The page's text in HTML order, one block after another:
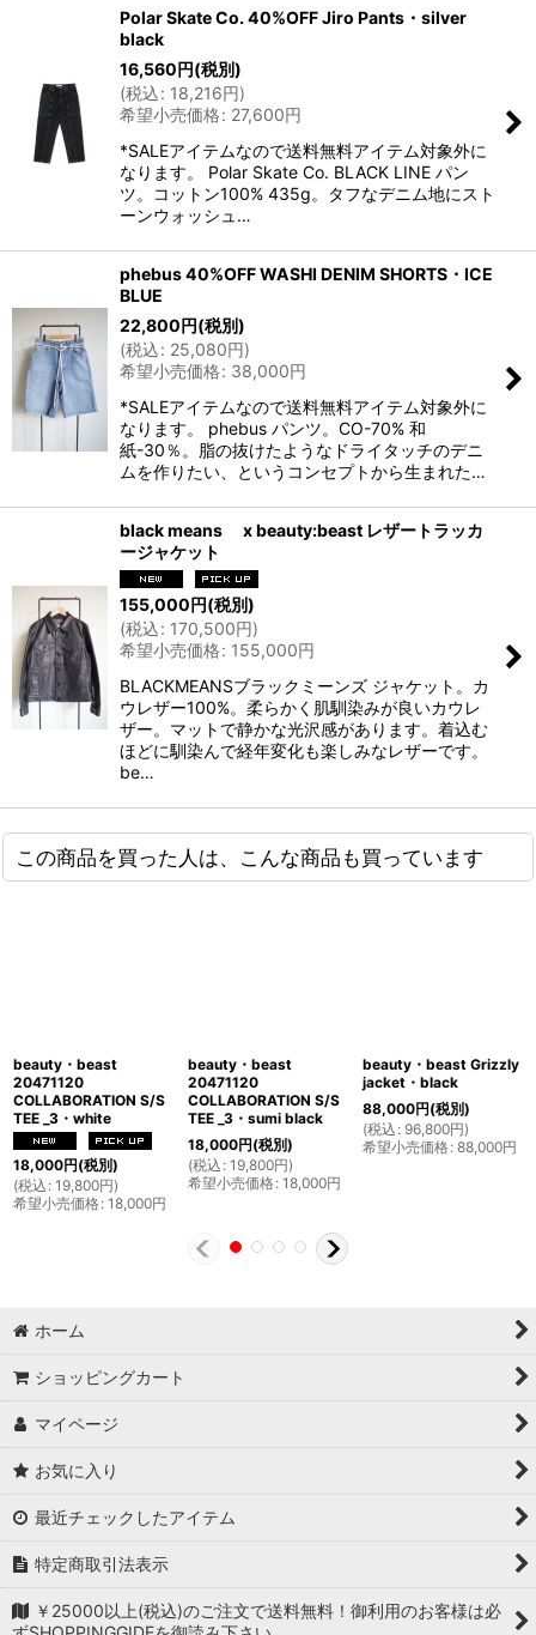
Polar Skate Co. 40%OFF Jiro Pants・silver
black
16,560円(税別)
(税込: 18,216円)
希望小売価格: 27,600円
*SALEアイテムなので送料無料アイテム対象外に
なります。 Polar Skate Co. BLACK LINE パン
ツ。コットン100% 435g。タフなデニム地にスト
ーンウォッシュ…
phebus 40%OFF WASHI DENIM SHORTS・ICE
BLUE
22,800円(税別)
(税込: 25,080円)
希望小売価格: 38,000円
*SALEアイテムなので送料無料アイテム対象外に
なります。 phebus パンツ。CO-70% 和
紙-30％。脂の抜けたようなドライタッチのデニ
ムを作りたい、というコンセプトから生まれた…
black means x beauty:beast レザートラッカ
ージャケット
155,000円(税別)
(税込: 170,500円)
希望小売価格: 155,000円
BLACKMEANSブラックミーンズ ジャケット。カ
ウレザー100%。柔らかく肌馴染みが良いカウレ
ザー。マットで静かな光沢感があります。着込む
ほどに馴染んで経年変化も楽しみなレザーです。
be…
この商品を買った人は、こんな商品も買っています
beauty・beast
20471120
COLLABORATION S/S
TEE _3・white
18,000円(税別)
(税込 : 19,800円)
希望小売価格: 18,000円
beauty・beast
20471120
COLLABORATION S/S
TEE _3・sumi black
18,000円(税別)
(税込 : 19,800円)
希望小売価格: 18,000円
beauty・beast Grizzly
jacket・black
88,000円(税別)
(税込 : 96,800円)
希望小売価格: 88,000円
ホーム
ショッピングカート
マイページ
お気に入り
最近チェックしたアイテム
特定商取引法表示
￥25000以上(税込)のご注文で送料無料！御利用のお客様は必